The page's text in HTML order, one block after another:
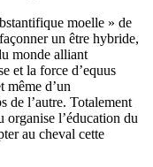
moelle » de
un être hybride,
monde alliant
et la force d’equus
même d’un
de l’autre. Totalement
l’éducation du
au cheval cette